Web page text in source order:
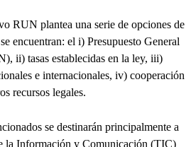
RUN plantea una serie de opciones de
encuentran: el i) Presupuesto General
ii) tasas establecidas en la ley, iii)
e internacionales, iv) cooperación
recursos legales.
se destinarán principalmente a
la Información y Comunicación (TIC)